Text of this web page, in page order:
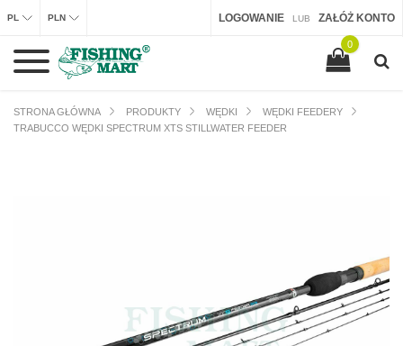
LOGOWANIE LUB ZAŁÓŻ KONTO
PL PLN
0
STRONA GŁÓWNA PRODUKTY WĘDKI
WĘDKI FEEDERY
TRABUCCO WĘDKI SPECTRUM XTS STILLWATER FEEDER